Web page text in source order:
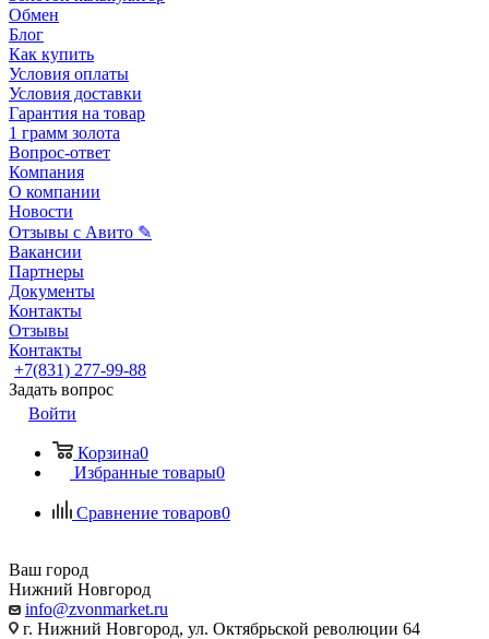
Обмен
Блог
Как купить
Условия оплаты
Условия доставки
Гарантия на товар
1 грамм золота
Вопрос-ответ
Компания
О компании
Новости
Отзывы с Авито ✎
Вакансии
Партнеры
Документы
Контакты
Отзывы
Контакты
+7(831) 277-99-88
Задать вопрос
Войти
Корзина0
Избранные товары0
Сравнение товаров0
Ваш город
Нижний Новгород
info@zvonmarket.ru
г. Нижний Новгород, ул. Октябрьской революции 64